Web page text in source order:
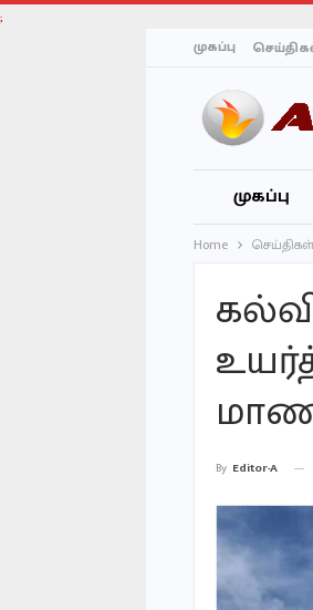
;
முகப்பு
முகப்பு
Home செய்திகள்
By Editor-A